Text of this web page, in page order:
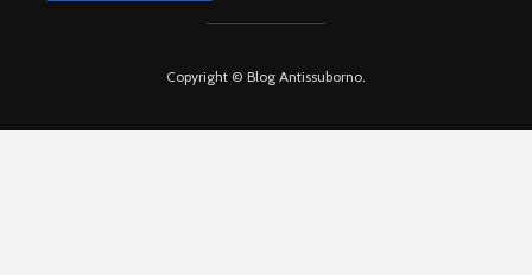
Copyright © Blog Antissuborno.